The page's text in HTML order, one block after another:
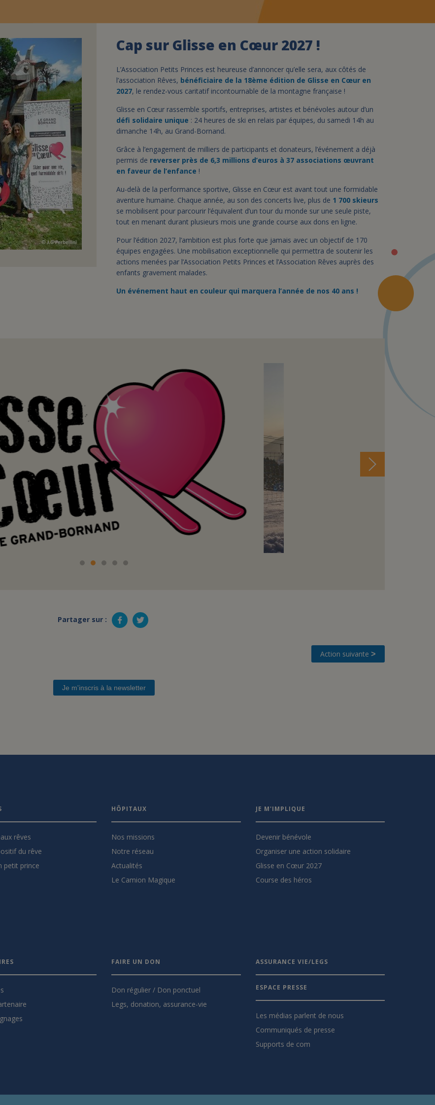
Cap sur Glisse en Cœur 2027 !
L’Association Petits Princes est heureuse d’annoncer qu’elle sera, aux côtés de
l’association Rêves, bénéficiaire de la 18ème édition de Glisse en Cœur en
2027, le rendez-vous caritatif incontournable de la montagne française !
Glisse en Cœur rassemble sportifs, entreprises, artistes et bénévoles autour d’un
défi solidaire unique : 24 heures de ski en relais par équipes, du samedi 14h au
dimanche 14h, au Grand-Bornand.
Grâce à l’engagement de milliers de participants et donateurs, l’événement a déjà
permis de reverser près de 6,3 millions d’euros à 37 associations œuvrant
en faveur de l’enfance !
Au-delà de la performance sportive, Glisse en Cœur est avant tout une formidable
aventure humaine. Chaque année, au son des concerts live, plus de 1 700 skieurs
se mobilisent pour parcourir l’équivalent d’un tour du monde sur une seule piste,
tout en menant durant plusieurs mois une grande course aux dons en ligne.
Pour l’édition 2027, l’ambition est plus forte que jamais avec un objectif de 170
équipes engagées. Une mobilisation exceptionnelle qui permettra de soutenir les
actions menées par l’Association Petits Princes et l’Association Rêves auprès des
enfants gravement malades.
Un événement haut en couleur qui marquera l’année de nos 40 ans !
Partager sur :
Action suivante >
Je m'inscris à la newsletter
rêves
du rêve
petit prince
HÔPITAUX
Nos missions
Notre réseau
Actualités
Le Camion Magique
JE M'IMPLIQUE
Devenir bénévole
Organiser une action solidaire
Glisse en Cœur 2027
Course des héros
FAIRE UN DON
Don régulier / Don ponctuel
Legs, donation, assurance-vie
ASSURANCE VIE/LEGS
ESPACE PRESSE
Les médias parlent de nous
Communiqués de presse
Supports de com